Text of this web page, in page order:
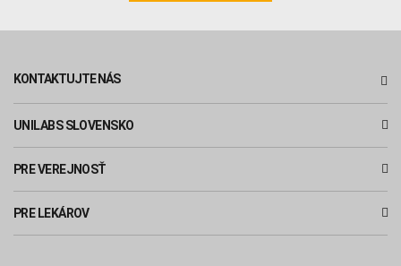
KONTAKTUJTE NÁS
UNILABS SLOVENSKO
PRE VEREJNOSŤ
PRE LEKÁROV